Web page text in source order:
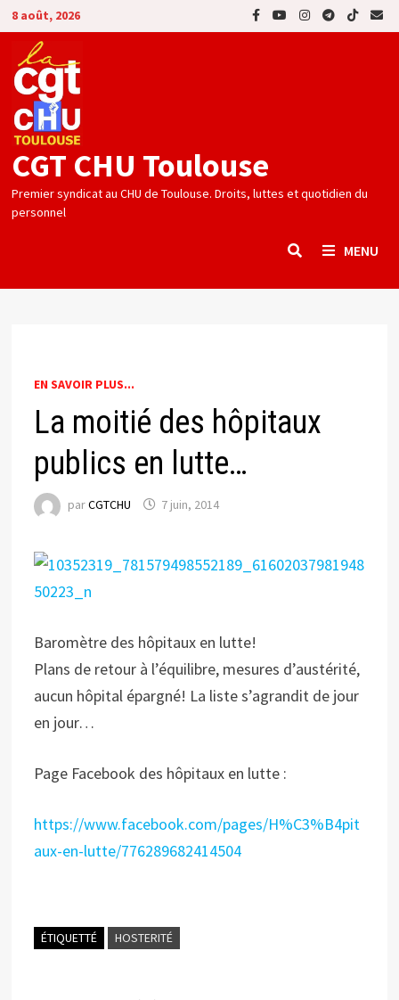
Passer
au
contenu
8 août, 2026
CGT CHU Toulouse
Premier syndicat au CHU de Toulouse. Droits, luttes et quotidien du
personnel
MENU
EN SAVOIR PLUS...
La moitié des hôpitaux
publics en lutte…
parCGTCHU 7 juin, 2014
Baromètre des hôpitaux en lutte!
Plans de retour à l’équilibre, mesures d’austérité,
aucun hôpital épargné! La liste s’agrandit de jour
en jour…
Page Facebook des hôpitaux en lutte :
https://www.facebook.com/pages/H%C3%B4pit
aux-en-lutte/776289682414504
ÉTIQUETTÉ HOSTERITÉ